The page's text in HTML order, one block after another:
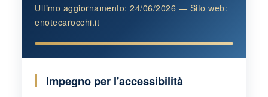
Ultimo aggiornamento: 24/06/2026 — Sito web:
enotecarocchi.it
Impegno per l'accessibilità